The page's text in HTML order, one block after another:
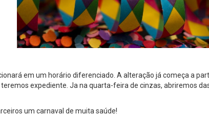
em um horário diferenciado. A alteração já começa a
expediente. Ja na quarta-feira de cinzas, abriremos
um carnaval de muita saúde!